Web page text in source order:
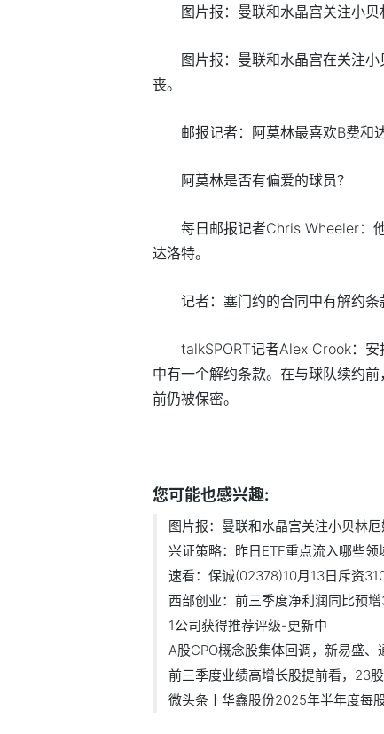
图片报：曼联和水晶宫关注小贝
图片报：曼联和水晶宫在关注
丧。
邮报记者：阿莫林最喜欢B费和
阿莫林是否有偏爱的球员？
每日邮报记者Chris Wheeler：
达洛特。
记者：塞门约的合同中有解约
talkSPORT记者Alex Crook：
中有一个解约条款。在与球队续约
前仍被保密。
您可能也感兴趣:
图片报：曼联和水晶宫关注小贝林厄
兴证策略：昨日ETF重点流入哪些领
速看：保诚(02378)10月13日斥资
西部创业：前三季度净利润同比预增
1公司获得推荐评级-更新中
A股CPO概念股集体回调，新易盛、
前三季度业绩高增长股提前看，23
微头条丨华鑫股份2025年半年度每